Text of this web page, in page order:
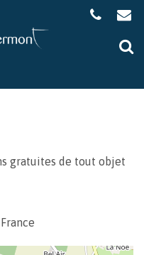
gratuites de tout objet